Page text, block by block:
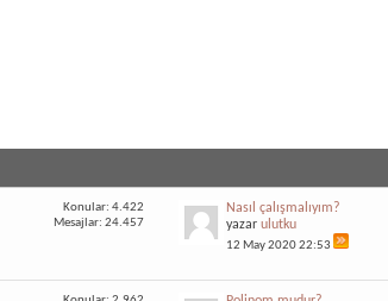
Konular: 4.422
Mesajlar: 24.457
Nasıl çalışmalıyım?
yazarulutku
12 May 202022:53